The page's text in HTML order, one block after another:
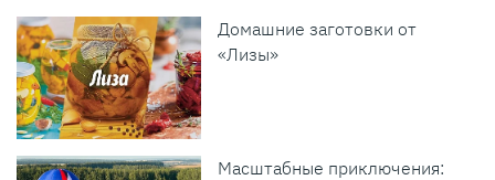
Домашние заготовки от
«Лизы»
Масштабные приключения: